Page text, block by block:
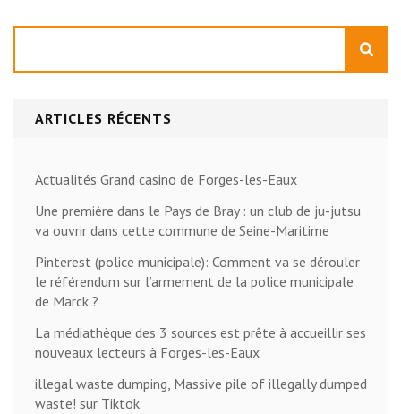
ARTICLES RÉCENTS
Actualités Grand casino de Forges-les-Eaux
Une première dans le Pays de Bray : un club de ju-jutsu
va ouvrir dans cette commune de Seine-Maritime
Pinterest (police municipale): Comment va se dérouler
le référendum sur l’armement de la police municipale
de Marck ?
La médiathèque des 3 sources est prête à accueillir ses
nouveaux lecteurs à Forges-les-Eaux
illegal waste dumping, Massive pile of illegally dumped
waste! sur Tiktok